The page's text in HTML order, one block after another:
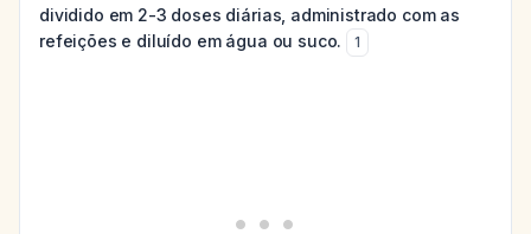
dividido em 2-3 doses diárias, administrado com as
refeições e diluído em água ou suco.
1